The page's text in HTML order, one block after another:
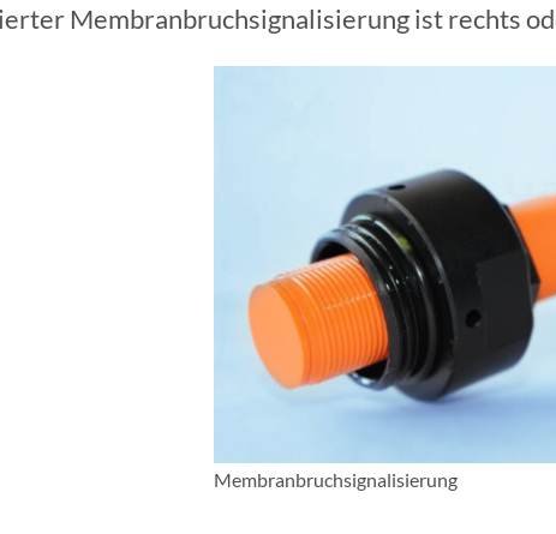
Membranbruchsignalisierung ist rechts
Membranbruchsignalisierung